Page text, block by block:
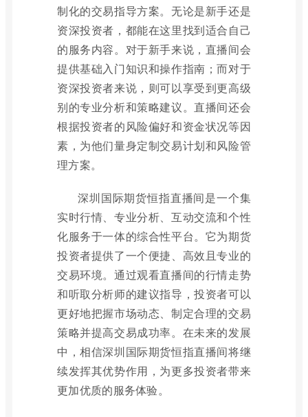
制化的交易指导方案。无论是新手还是
资深投资者，都能在这里找到适合自己
的服务内容。对于新手来说，直播间会
提供基础入门知识和操作指南；而对于
资深投资者来说，则可以享受到更高级
别的专业分析和策略建议。直播间还会
根据投资者的风险偏好和资金状况等因
素，为他们量身定制交易计划和风险管
理方案。
深圳国际期货恒指直播间是一个集
实时行情、专业分析、互动交流和个性
化服务于一体的综合性平台。它为期货
投资者提供了一个便捷、高效且专业的
交易环境。通过观看直播间的行情走势
和听取分析师的建议指导，投资者可以
更好地把握市场动态、制定合理的交易
策略并提高交易成功率。在未来的发展
中，相信深圳国际期货恒指直播间将继
续发挥其优势作用，为更多投资者带来
更加优质的服务体验。